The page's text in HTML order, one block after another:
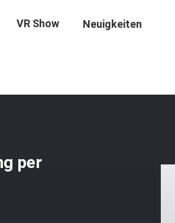
VR Show Neuigkeiten
per